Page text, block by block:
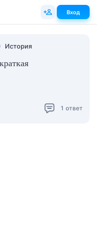
История
1 ответ
Вход